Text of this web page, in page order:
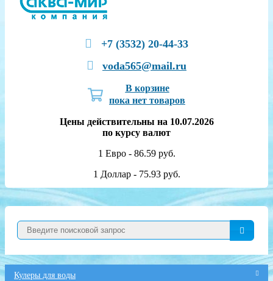
+7 (3532) 20-44-33
voda565@mail.ru
В корзине
пока нет товаров
Цены действительны на 10.07.2026
по курсу валют
1 Евро - 86.59 руб.
1 Доллар - 75.93 руб.
Кулеры для воды